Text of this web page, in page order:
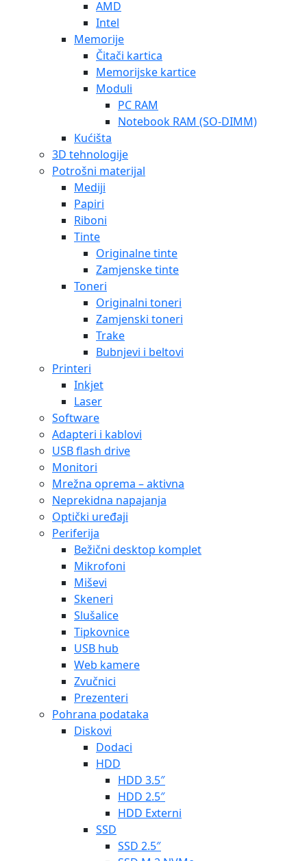
AMD
Intel
Memorije
Čitači kartica
Memorijske kartice
Moduli
PC RAM
Notebook RAM (SO-DIMM)
Kućišta
3D tehnologije
Potrošni materijal
Mediji
Papiri
Riboni
Tinte
Originalne tinte
Zamjenske tinte
Toneri
Originalni toneri
Zamjenski toneri
Trake
Bubnjevi i beltovi
Printeri
Inkjet
Laser
Software
Adapteri i kablovi
USB flash drive
Monitori
Mrežna oprema – aktivna
Neprekidna napajanja
Optički uređaji
Periferija
Bežični desktop komplet
Mikrofoni
Miševi
Skeneri
Slušalice
Tipkovnice
USB hub
Web kamere
Zvučnici
Prezenteri
Pohrana podataka
Diskovi
Dodaci
HDD
HDD 3.5″
HDD 2.5″
HDD Externi
SSD
SSD 2.5″